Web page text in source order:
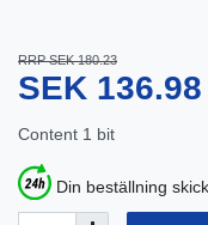
RRP SEK 180.23
SEK 136.98
Content 1 bit
Din beställning